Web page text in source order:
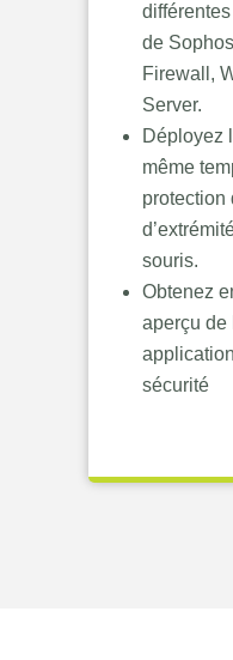
de
Firewall,
Server.
Déployez
même
protection
souris.
Obtenez
aperçu de
sécurité